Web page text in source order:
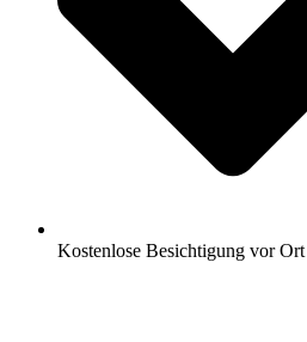
Kostenlose Besichtigung vor Ort